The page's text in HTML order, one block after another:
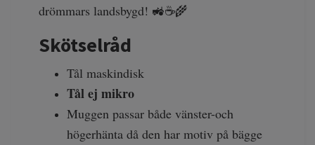
drömmars landsbygd! 🚜☕🌾
Skötselråd
Tål maskindisk
Tål ej mikro
Muggen passar både vänster-och
högerhänta då den har motiv på bägge